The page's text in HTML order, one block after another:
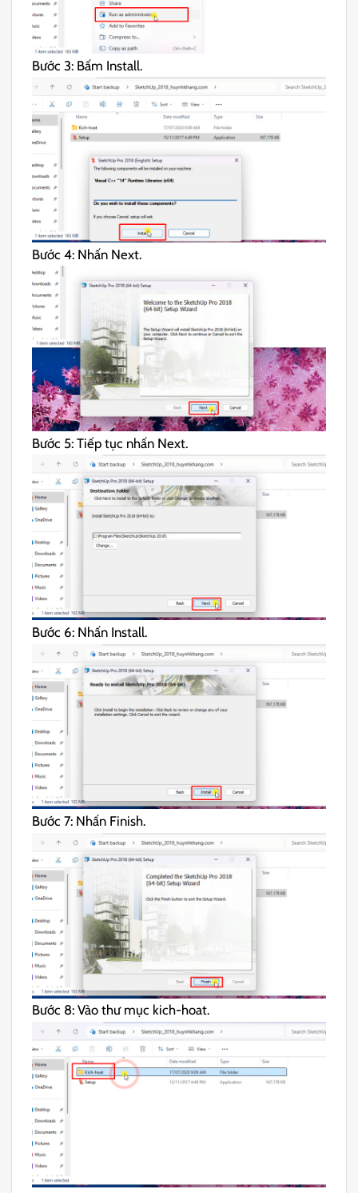
Bước 3: Bấm Install.
Bước 4: Nhấn Next.
Bước 5: Tiếp tục nhấn Next.
Bước 6: Nhấn Install.
Bước 7: Nhấn Finish.
Bước 8: Vào thư mục kich-hoat.